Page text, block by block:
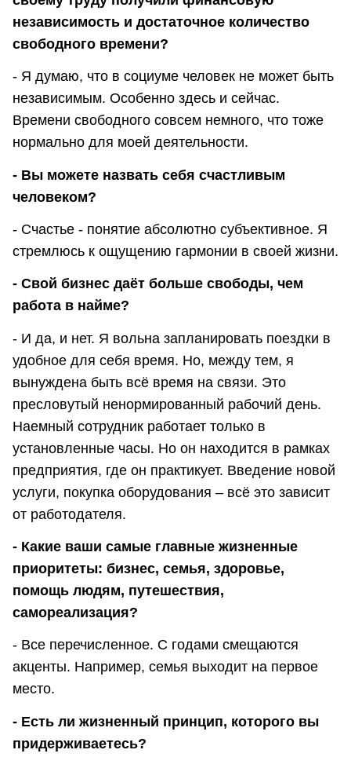
независимость и достаточное количество
свободного времени?
- Я думаю, что в социуме человек не может быть
независимым. Особенно здесь и сейчас.
Времени свободного совсем немного, что тоже
нормально для моей деятельности.
- Вы можете назвать себя счастливым
человеком?
- Счастье - понятие абсолютно субъективное. Я
стремлюсь к ощущению гармонии в своей жизни.
- Свой бизнес даёт больше свободы, чем
работа в найме?
- И да, и нет. Я вольна запланировать поездки в
удобное для себя время. Но, между тем, я
вынуждена быть всё время на связи. Это
пресловутый ненормированный рабочий день.
Наемный сотрудник работает только в
установленные часы. Но он находится в рамках
предприятия, где он практикует. Введение новой
услуги, покупка оборудования – всё это зависит
от работодателя.
- Какие ваши самые главные жизненные
приоритеты: бизнес, семья, здоровье,
помощь людям, путешествия,
самореализация?
- Все перечисленное. С годами смещаются
акценты. Например, семья выходит на первое
место.
- Есть ли жизненный принцип, которого вы
придерживаетесь?